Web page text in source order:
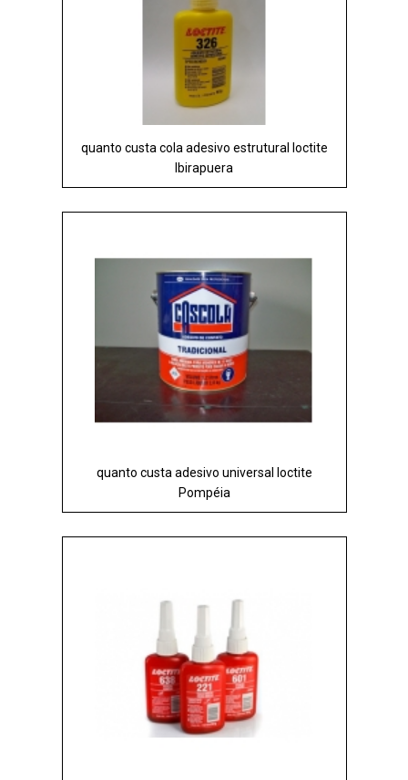
quanto custa cola adesivo estrutural loctite
Ibirapuera
quanto custa adesivo universal loctite
Pompéia